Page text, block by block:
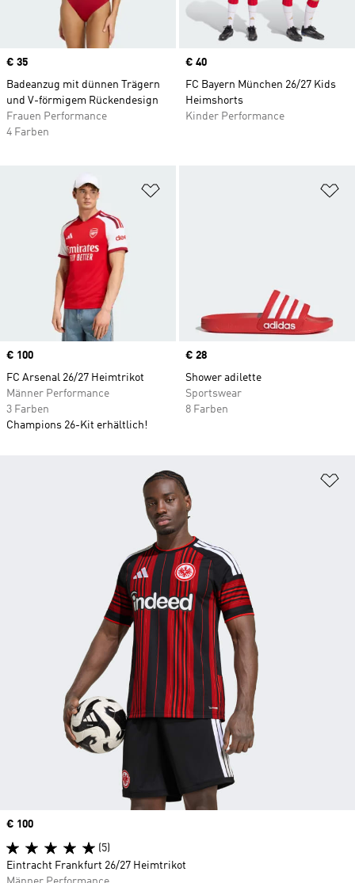
Price
€ 35
Badeanzug mit dünnen Trägern
und V-förmigem Rückendesign
Frauen Performance
4 Farben
Price
€ 40
FC Bayern München 26/27 Kids
Heimshorts
Kinder Performance
Price
€ 100
FC Arsenal 26/27 Heimtrikot
Männer Performance
3 Farben
Champions 26-Kit erhältlich!
Price
€ 28
Shower adilette
Sportswear
8 Farben
Price
€ 100
(5)
Eintracht Frankfurt 26/27 Heimtrikot